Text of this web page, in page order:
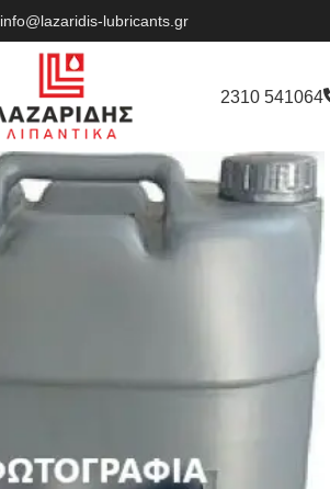
info@lazaridis-lubricants.gr
2310 541064